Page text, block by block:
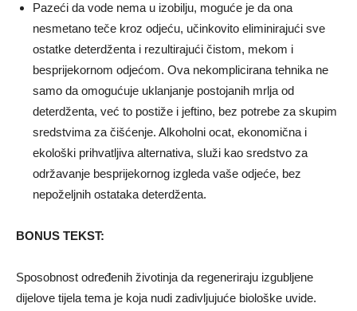
Pazeći da vode nema u izobilju, moguće je da ona
nesmetano teče kroz odjeću, učinkovito eliminirajući sve
ostatke deterdženta i rezultirajući čistom, mekom i
besprijekornom odjećom. Ova nekomplicirana tehnika ne
samo da omogućuje uklanjanje postojanih mrlja od
deterdženta, već to postiže i jeftino, bez potrebe za skupim
sredstvima za čišćenje. Alkoholni ocat, ekonomična i
ekološki prihvatljiva alternativa, služi kao sredstvo za
održavanje besprijekornog izgleda vaše odjeće, bez
nepoželjnih ostataka deterdženta.
BONUS TEKST:
Sposobnost određenih životinja da regeneriraju izgubljene
dijelove tijela tema je koja nudi zadivljujuće biološke uvide.